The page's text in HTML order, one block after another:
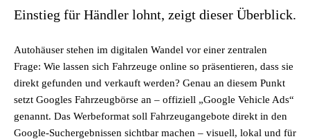
Einstieg für Händler lohnt, zeigt dieser Überblick.
Autohäuser stehen im digitalen Wandel vor einer zentralen
Frage: Wie lassen sich Fahrzeuge online so präsentieren, dass sie
direkt gefunden und verkauft werden? Genau an diesem Punkt
setzt Googles Fahrzeugbörse an – offiziell „Google Vehicle Ads“
genannt. Das Werbeformat soll Fahrzeugangebote direkt in den
Google-Suchergebnissen sichtbar machen – visuell, lokal und für